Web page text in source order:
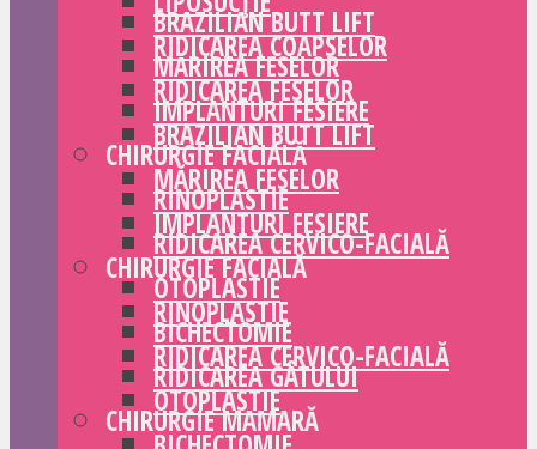
BRAZILIAN BUTT LIFT
MĂRIREA FESELOR
IMPLANTURI FESIERE
CHIRURGIE FACIALĂ
RINOPLASTIE
RIDICAREA CERVICO-FACIALĂ
OTOPLASTIE
BICHECTOMIE
RIDICAREA GÂTULUI
CHIRURGIE MAMARĂ
RIDICAREA COAPSELOR
RIDICAREA FESELOR
BRAZILIAN BUTT LIFT
MĂRIREA FESELOR
IMPLANTURI FESIERE
CHIRURGIE FACIALĂ
RINOPLASTIE
RIDICAREA CERVICO-FACIALĂ
OTOPLASTIE